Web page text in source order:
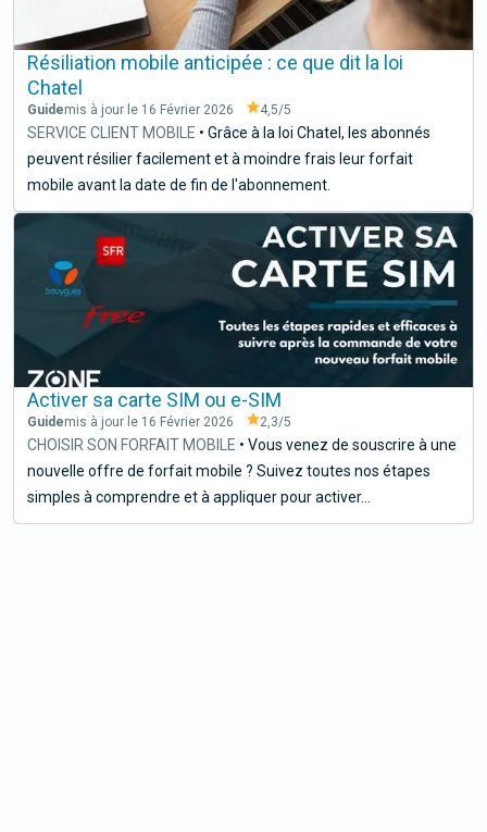
Résiliation mobile anticipée : ce que dit la loi
Chatel
Guidemis à jour le 16 Février 2026 4,5/5
SERVICE CLIENT MOBILE • Grâce à la loi Chatel, les abonnés
peuvent résilier facilement et à moindre frais leur forfait
mobile avant la date de fin de l'abonnement.
Activer sa carte SIM ou e-SIM
Guidemis à jour le 16 Février 2026 2,3/5
CHOISIR SON FORFAIT MOBILE • Vous venez de souscrire à une
nouvelle offre de forfait mobile ? Suivez toutes nos étapes
simples à comprendre et à appliquer pour activer...